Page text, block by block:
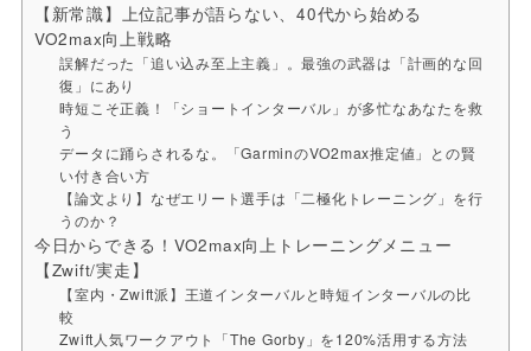
【新常識】上位記事が語らない、40代から始める
VO2max向上戦略
誤解だった「追い込み至上主義」。最強の武器は「計画的な回
復」にあり
時短こそ正義！「ショートインターバル」が多忙なあなたを救
う
データに踊らされるな。「GarminのVO2max推定値」との賢
い付き合い方
【論文より】なぜエリート選手は「二極化トレーニング」を行
うのか？
今日からできる！VO2max向上トレーニングメニュー
【Zwift/実走】
【室内・Zwift派】王道インターバルと時短インターバルの比
較
Zwift人気ワークアウト「The Gorby」を120%活用する方法